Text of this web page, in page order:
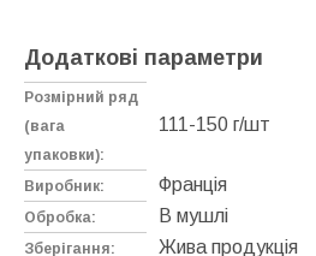
Додаткові параметри
Розмірний ряд
(вага
упаковки):
111-150 г/шт
Виробник: Франція
Обробка: В мушлі
Зберігання: Жива продукція